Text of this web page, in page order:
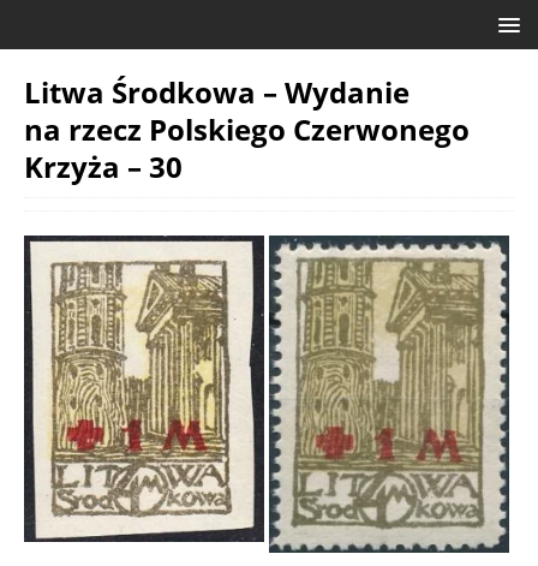
Litwa Środkowa – Wydanie
na rzecz Polskiego Czerwonego
Krzyża – 30